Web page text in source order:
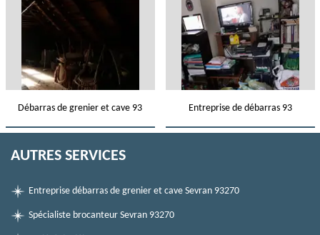
Débarras de grenier et cave 93 Entreprise de débarras 93
AUTRES SERVICES
Entreprise débarras de grenier et cave Sevran 93270
Spécialiste brocanteur Sevran 93270